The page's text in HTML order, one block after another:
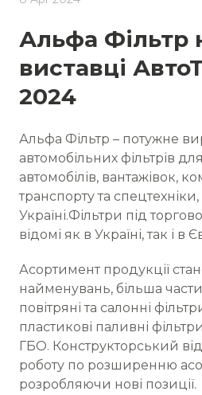
Альфа Фільтр
виставці
2024
Альфа Фільтр – потужне
автомобільних фільтрів
автомобілів, вантажівок,
транспорту та
Україні.Фільтри під
відомі як в Україні, так і в
Асортимент продукції
найменувань, більша
повітряні та салонні
пластикові паливні
ГБО. Конструкторський
роботу по розширенню
розробляючи нові позиції.